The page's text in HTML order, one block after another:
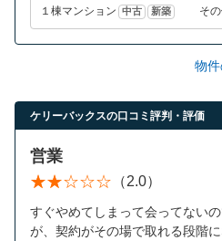
１棟マンション 中古 新築 そ
物件
ケリーバックスの口コミ評判・評価
営業
（2.0）
すぐやめてしまって会ってない
が、契約がその場で取れる段階